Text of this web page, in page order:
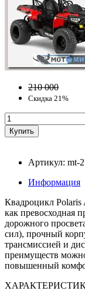
210 000
Скидка 21%
Артикул: mt-
Информация
Квадроцикл Polaris
как превосходная
дорожного
сил), прочный
трансмиссией и
преимуществ
повышенный